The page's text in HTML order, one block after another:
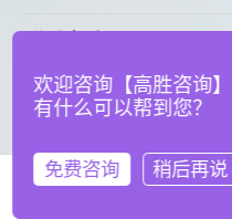
400-0985-606
熊老师：
办公地址：
佛山市顺德区凤翔路41号创意
欢迎咨询【高胜咨询
有什么可以帮到您？
免费咨询 稍后再说
在线咨询